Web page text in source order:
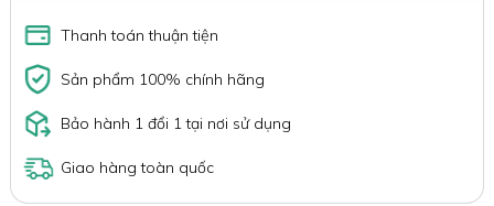
Thanh toán thuận tiện
Sản phẩm 100% chính hãng
Bảo hành 1 đổi 1 tại nơi sử dụng
Giao hàng toàn quốc